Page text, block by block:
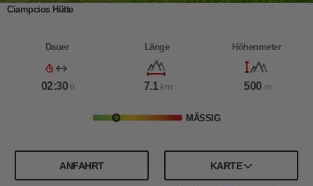
Ciampcios Hütte
Dauer
02:30 h
Länge
7.1 km
Höhenmeter
500 m
MÄSSIG
ANFAHRT KARTE